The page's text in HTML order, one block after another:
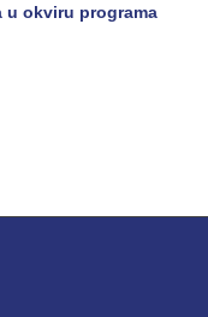
u okviru programa